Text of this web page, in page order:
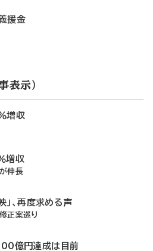
援金
表示）
増収
増収
伸長
」、再度求める声
正案巡り
億円達成は目前